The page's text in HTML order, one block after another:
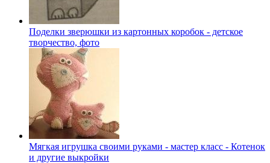
Поделки зверюшки из картонных коробок - детское
творчество, фото
Мягкая игрушка своими руками - мастер класс - Котенок
и другие выкройки